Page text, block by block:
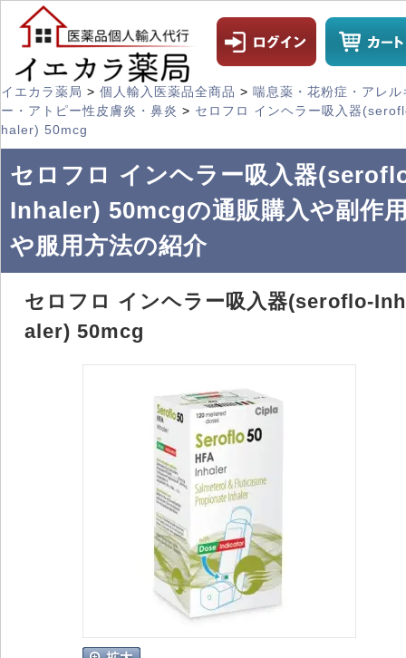
イエカラ薬局 > 個人輸入医薬品全商品 > 喘息薬・花粉症・アレル
ー・アトピー性皮膚炎・鼻炎 > セロフロ インヘラー吸入器
haler) 50mcg
セロフロ インヘラー吸入器
Inhaler) 50mcgの通販購入や副作
や服用方法の紹介
セロフロ インヘラー吸入器(seroflo-Inh
aler) 50mcg